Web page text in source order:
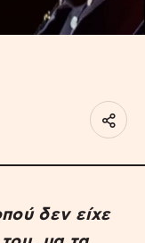
δεν είχε